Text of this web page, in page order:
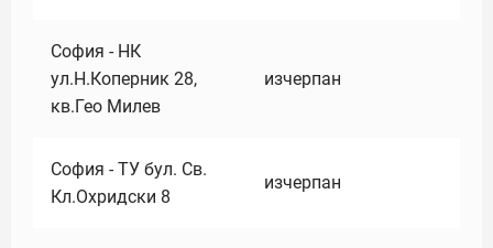
София - НК
ул.Н.Коперник 28,
кв.Гео Милев
изчерпан
София - ТУ бул. Св.
Кл.Охридски 8
изчерпан